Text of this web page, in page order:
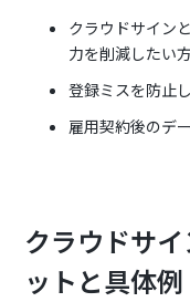
クラウドサイン
力を削減したい
登録ミスを防止
雇用契約後のデ
クラウドサ
ットと具体例